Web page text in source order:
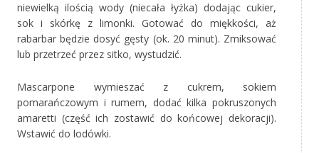
niewielką ilością wody (niecała łyżka) dodając cukier,
sok i skórkę z limonki. Gotować do miękkości, aż
rabarbar będzie dosyć gęsty (ok. 20 minut). Zmiksować
lub przetrzeć przez sitko, wystudzić.
Mascarpone wymieszać z cukrem, sokiem
pomarańczowym i rumem, dodać kilka pokruszonych
amaretti (część ich zostawić do końcowej dekoracji).
Wstawić do lodówki.